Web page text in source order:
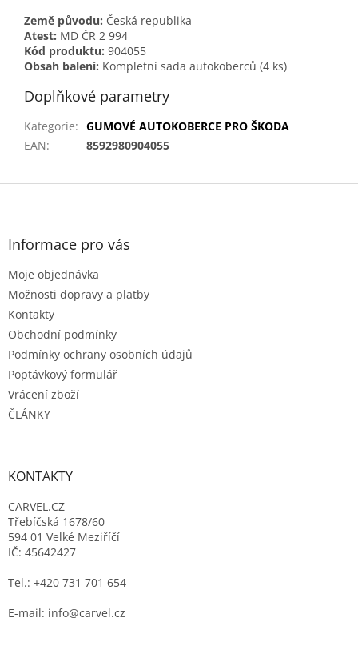
Země původu: Česká republika
Atest: MD ČR 2 994
Kód produktu: 904055
Obsah balení: Kompletní sada autokoberců (4 ks)
Doplňkové parametry
Kategorie: GUMOVÉ AUTOKOBERCE PRO ŠKODA
EAN: 8592980904055
Z
Informace pro vás
Moje objednávka
Možnosti dopravy a platby
Kontakty
Obchodní podmínky
Podmínky ochrany osobních údajů
Poptávkový formulář
Vrácení zboží
ČLÁNKY
KONTAKTY
CARVEL.CZ
Třebíčská 1678/60
594 01 Velké Meziříčí
IČ: 45642427
Tel.: +420 731 701 654
E-mail: info@carvel.cz